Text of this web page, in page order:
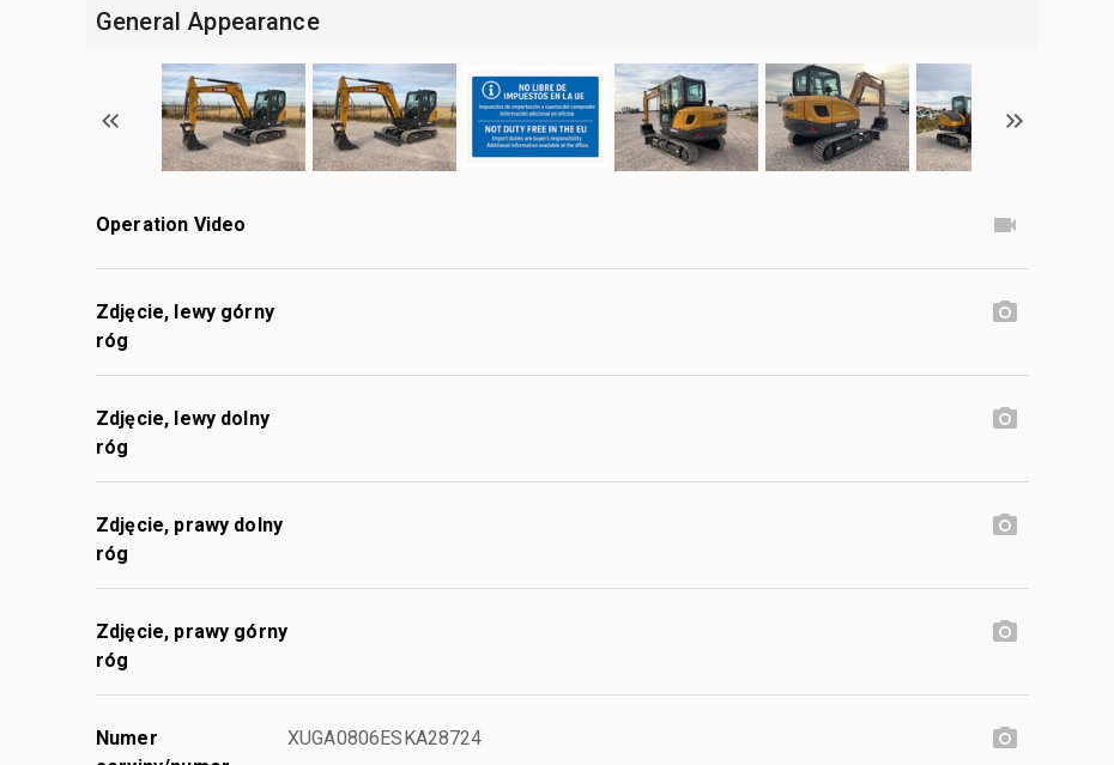
General Appearance
Operation Video
Zdjęcie, lewy górny
róg
Zdjęcie, lewy dolny
róg
Zdjęcie, prawy dolny
róg
Zdjęcie, prawy górny
róg
Numer
XUGA0806ESKA28724